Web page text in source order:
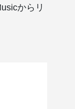
からリ